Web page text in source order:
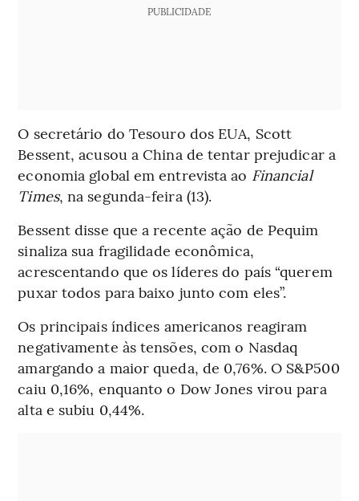
PUBLICIDADE
O secretário do Tesouro dos EUA, Scott
Bessent, acusou a China de tentar prejudicar a
economia global em entrevista ao Financial
Times, na segunda-feira (13).
Bessent disse que a recente ação de Pequim
sinaliza sua fragilidade econômica,
acrescentando que os líderes do país “querem
puxar todos para baixo junto com eles”.
Os principais índices americanos reagiram
negativamente às tensões, com o Nasdaq
amargando a maior queda, de 0,76%. O S&P500
caiu 0,16%, enquanto o Dow Jones virou para
alta e subiu 0,44%.